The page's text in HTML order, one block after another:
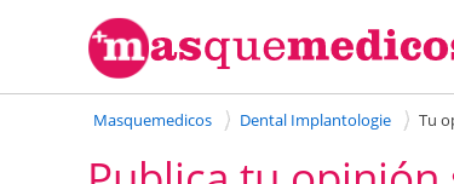
Masquemedicos Dental Implantologie Tu